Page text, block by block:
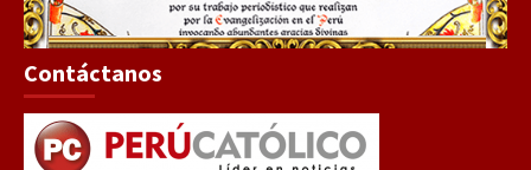
Contáctanos